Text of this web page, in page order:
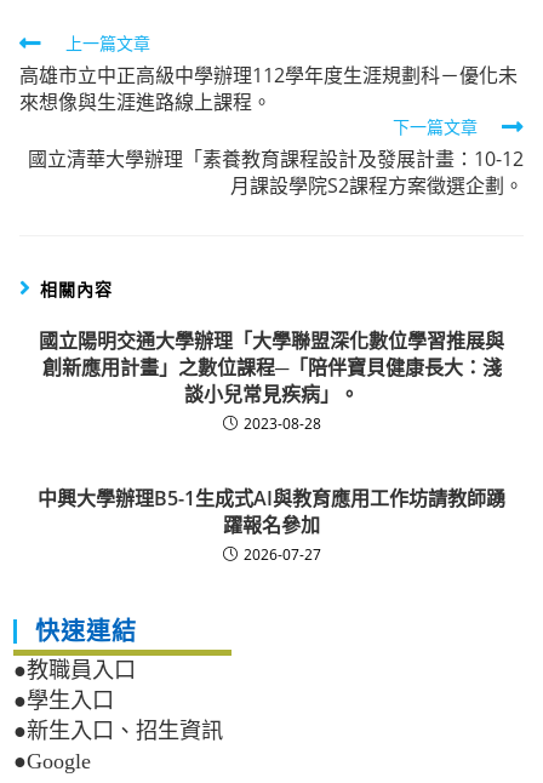
Read
more
articles
上一篇文章
高雄市立中正高級中學辦理112學年度生涯規劃科－優化未
來想像與生涯進路線上課程。
下一篇文章
國立清華大學辦理「素養教育課程設計及發展計畫：10-12
月課設學院S2課程方案徵選企劃。
相關內容
國立陽明交通大學辦理「大學聯盟深化數位學習推展與
創新應用計畫」之數位課程─「陪伴寶貝健康長大：淺
談小兒常見疾病」。
2023-08-28
中興大學辦理B5-1生成式AI與教育應用工作坊請教師踴
躍報名參加
2026-07-27
快速連結
●教職員入口
●學生入口
●新生入口、招生資訊
●Google